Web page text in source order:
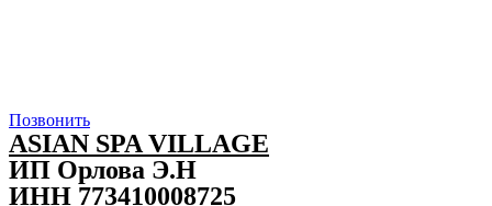
Позвонить
ASIAN SPA VILLAGE
ИП Орлова Э.Н
ИНН 773410008725